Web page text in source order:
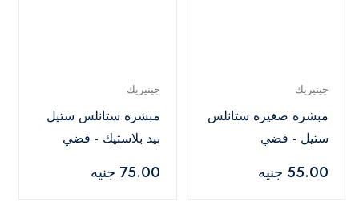
جينيريك
مبشره صغيره ستانلس
ستيل - فضي
55.00 جنيه
جينيريك
مبشره ستانلس ستيل
بيد بلاستيك - فضي
75.00 جنيه